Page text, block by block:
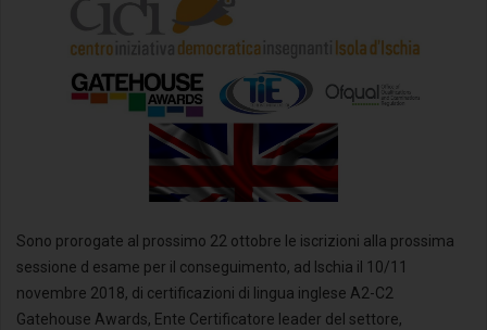
Sono prorogate al prossimo 22 ottobre le iscrizioni alla prossima
sessione d esame per il conseguimento, ad Ischia il 10/11
novembre 2018, di certificazioni di lingua inglese A2-C2
Gatehouse Awards, Ente Certificatore leader del settore,